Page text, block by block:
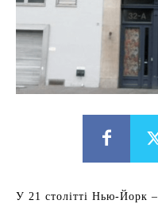
У 21 столітті Нью-Йорк –